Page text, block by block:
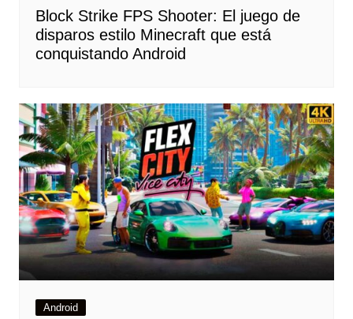
Block Strike FPS Shooter: El juego de
disparos estilo Minecraft que está
conquistando Android
Android